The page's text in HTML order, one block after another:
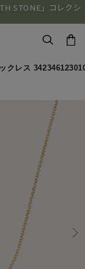
STONE」コレクシ
ドで検索する
#エタニティ
KAKERA
てのジュエリー
クレス